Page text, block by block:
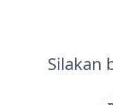
Silakan